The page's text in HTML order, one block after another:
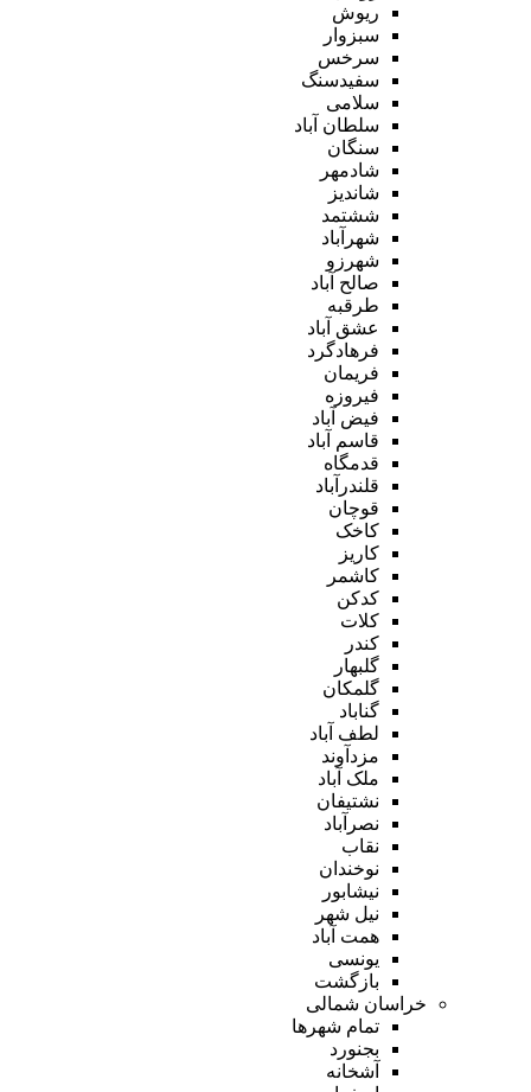
ریوش
سبزوار
سرخس
سفیدسنگ
سلامی
سلطان آباد
سنگان
شادمهر
شاندیز
ششتمد
شهرآباد
شهرزو
صالح آباد
طرقبه
عشق آباد
فرهادگرد
فریمان
فیروزه
فیض آباد
قاسم آباد
قدمگاه
قلندرآباد
قوچان
کاخک
کاریز
کاشمر
کدکن
کلات
کندر
گلبهار
گلمکان
گناباد
لطف آباد
مزدآوند
ملک آباد
نشتیفان
نصرآباد
نقاب
نوخندان
نیشابور
نیل شهر
همت آباد
یونسی
بازگشت
خراسان شمالی
تمام شهر‌ها
بجنورد
آشخانه